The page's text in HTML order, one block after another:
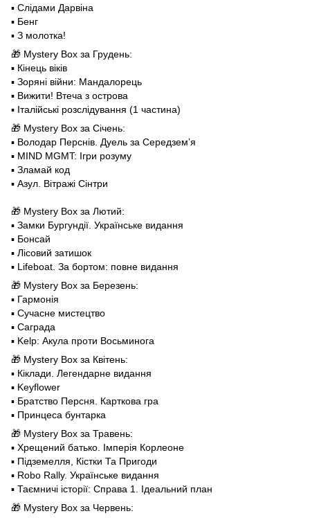
▪️ Слідами Дарвіна
▪️ Бенг
▪️ З молотка!
🎁 Mystery Box за Грудень:
▪️ Кінець віків
▪️ Зоряні війни: Мандалорець
▪️ Вижити! Втеча з острова
▪️ Італійські розслідування (1 частина)
🎁 Mystery Box за Cічень:
▪️ Володар Перснів. Дуель за Середземʼя
▪️ MIND MGMT: Ігри розуму
▪️ Зламай код
▪️ Азул. Вітражі Сінтри
🎁 Mystery Box за Лютий:
▪️ Замки Бургундії. Українське видання
▪️ Бонсай
▪️ Лісовий затишок
▪️ Lifeboat. За бортом: повне видання
🎁 Mystery Box за Березень:
▪️ Гармонія
▪️ Сучасне мистецтво
▪️ Саграда
▪️ Kelp: Акула проти Восьминога
🎁 Mystery Box за Квітень:
▪️ Кіклади. Легендарне видання
▪️ Keyflower
▪️ Братство Персня. Карткова гра
▪️ Принцеса бунтарка
🎁 Mystery Box за Травень:
▪️ Хрещений батько. Імперія Корлеоне
▪️ Підземелля, Кістки Та Пригоди
▪️ Robo Rally. Українське видання
▪️ Таємничі історії: Справа 1. Ідеальний план
🎁 Mystery Box за Червень: